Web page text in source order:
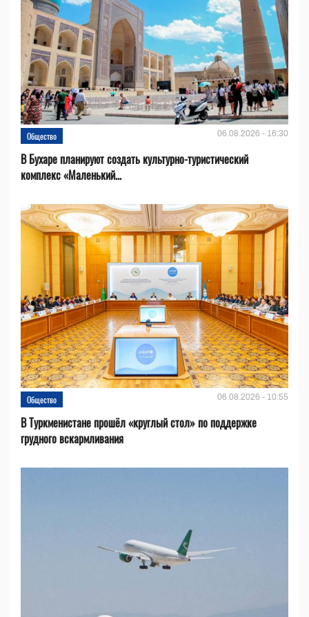
Общество 06.08.2026 - 16:30
В Бухаре планируют создать культурно-туристический
комплекс «Маленький...
Общество 06.08.2026 - 10:55
В Туркменистане прошёл «круглый стол» по поддержке
грудного вскармливания